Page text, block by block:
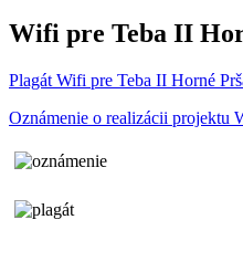
Wifi pre Teba II
Plagát Wifi pre Teba II Horné
Oznámenie o realizácii projektu